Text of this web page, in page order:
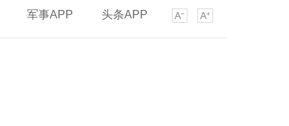
军事APP 头条APP